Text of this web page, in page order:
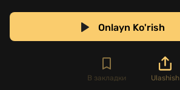
Onlayn Ko'rish
В закладки Ulashish